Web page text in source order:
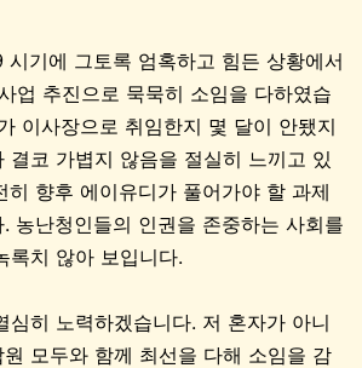
시기에 그토록 엄혹하고 힘든 상황에서
업 추진으로 묵묵히 소임을 다하였습
이사장으로 취임한지 몇 달이 안됐지
결코 가볍지 않음을 절실히 느끼고 있
히 향후 에이유디가 풀어가야 할 과제
농난청인들의 인권을 존중하는 사회를
록치 않아 보입니다.
심히 노력하겠습니다. 저 혼자가 아니
모두와 함께 최선을 다해 소임을 감